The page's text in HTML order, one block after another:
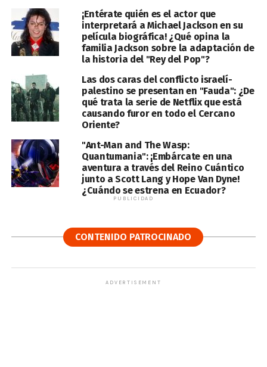
¡Entérate quién es el actor que
interpretará a Michael Jackson en su
película biográfica! ¿Qué opina la
familia Jackson sobre la adaptación de
la historia del "Rey del Pop"?
Las dos caras del conflicto israelí-
palestino se presentan en "Fauda": ¿De
qué trata la serie de Netflix que está
causando furor en todo el Cercano
Oriente?
"Ant-Man and The Wasp:
Quantumania": ¡Embárcate en una
aventura a través del Reino Cuántico
junto a Scott Lang y Hope Van Dyne!
¿Cuándo se estrena en Ecuador?
PUBLICIDAD
CONTENIDO PATROCINADO
ADVERTISEMENT